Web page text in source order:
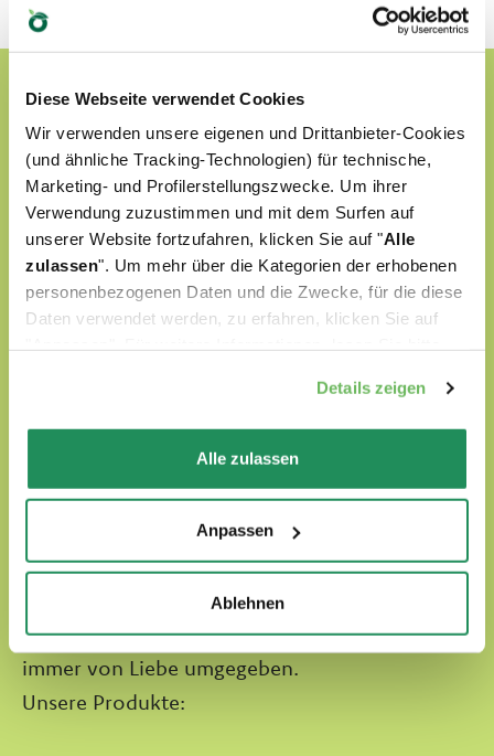
Diese Webseite verwendet Cookies
Wir verwenden unsere eigenen und Drittanbieter-Cookies
(und ähnliche Tracking-Technologien) für technische,
Marketing- und Profilerstellungszwecke. Um ihrer
Verwendung zuzustimmen und mit dem Surfen auf
unserer Website fortzufahren, klicken Sie auf "Alle
zulassen". Um mehr über die Kategorien der erhobenen
personenbezogenen Daten und die Zwecke, für die diese
Daten verwendet werden, zu erfahren, klicken Sie auf
Details zeigen
Alle zulassen
Anpassen
Ablehnen
Natural Quality Love
In der Welt von Oasy werden unsere Vierbeiner
immer von Liebe umgegeben.
Unsere Produkte: